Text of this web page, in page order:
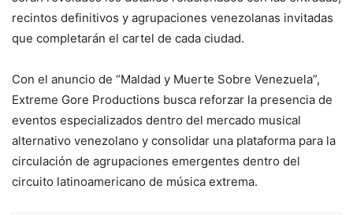
recintos definitivos y agrupaciones venezolanas invitadas
que completarán el cartel de cada ciudad.
Con el anuncio de “Maldad y Muerte Sobre Venezuela”,
Extreme Gore Productions busca reforzar la presencia de
eventos especializados dentro del mercado musical
alternativo venezolano y consolidar una plataforma para la
circulación de agrupaciones emergentes dentro del
circuito latinoamericano de música extrema.